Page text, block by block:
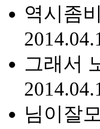
역시좀
그래서
님이잘